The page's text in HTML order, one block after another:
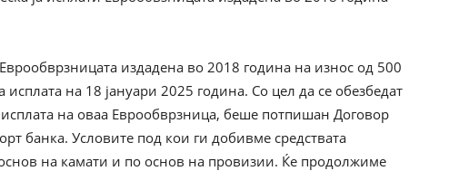
издадена во 2018 година на износ од 500
на 18 јануари 2025 година. Со цел да се обезбедат
на оваа Еврообврзница, беше потпишан Договор
банка. Условите под кои ги добивме средствата
на камати и по основ на провизии. Ќе продолжиме